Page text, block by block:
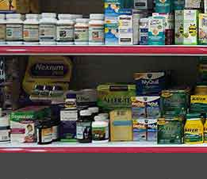
Người già kém ăn, thiếu hụt
Người bệnh mới ốm dậy, sau
hồi sức khỏe
Thích hợp với đối tượng không
Thành phần có trong sữa
Original Nutrition Powder: